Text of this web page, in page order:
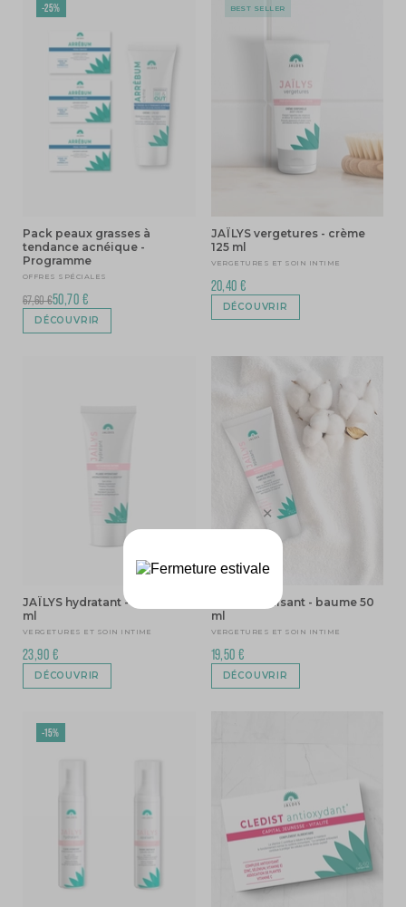
Pack peaux grasses à
tendance acnéique -
Programme
OFFRES SPÉCIALES
67,60 €50,70 €
DÉCOUVRIR
-25%
JAÏLYS vergetures - crème
125 ml
VERGETURES ET SOIN INTIME
20,40 €
DÉCOUVRIR
BEST SELLER
JAÏLYS hydratant - fluide 50
ml
VERGETURES ET SOIN INTIME
23,90 €
DÉCOUVRIR
JAÏLYS apaisant - baume 50
ml
VERGETURES ET SOIN INTIME
19,50 €
DÉCOUVRIR
-15%